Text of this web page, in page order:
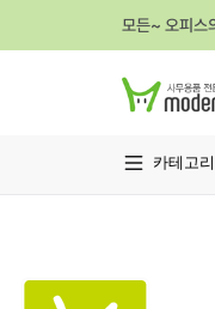
모든~ 오피스
카테고리